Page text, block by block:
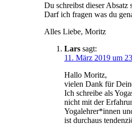
Du schreibst dieser Absatz
Darf ich fragen was du
Alles Liebe, Moritz
Lars sagt:
11. März 2019 um
Hallo Moritz,
vielen Dank für
Ich schreibe als
nicht mit der
Yogalehrer*innen
ist durchaus